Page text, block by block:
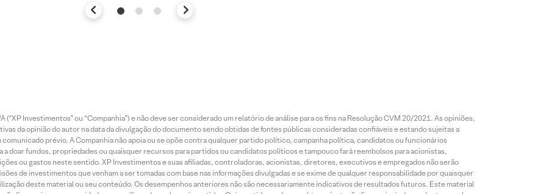
Investimentos” ou “Companhia”) e não deve ser considerado um relatório de análise para os fins na Resolução CVM 20/2021. As opiniões,
da opinião do autor na data da divulgação do documento sendo obtidas de fontes públicas consideradas confiáveis e estando sujeitas a
prévio. A Companhia não apoia ou se opõe contra qualquer partido político, campanha política, candidatos ou funcionários
doar fundos, propriedades ou quaisquer recursos para partidos ou candidatos políticos e tampouco fará reembolsos para acionistas,
ou gastos neste sentido. XP Investimentos e suas afiliadas, controladoras, acionistas, diretores, executivos e empregados não serão
de investimentos que venham a ser tomadas com base nas informações divulgadas e se exime de qualquer responsabilidade por quaisquer
deste material ou seu conteúdo. Os desempenhos anteriores não são necessariamente indicativos de resultados futuros. Este material